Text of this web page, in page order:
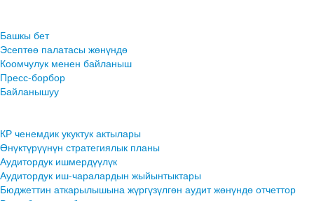
Башкы бет
Эсептөө палатасы жөнүндө
Коомчулук менен байланыш
Пресс-борбор
Байланышуу
КР ченемдик укуктук актылары
Өнүктүрүүнүн стратегиялык планы
Аудитордук ишмердүүлүк
Аудитордук иш-чаралардын жыйынтыктары
Бюджеттин аткарылышына жүргүзүлгөн аудит жөнүндө отчеттор